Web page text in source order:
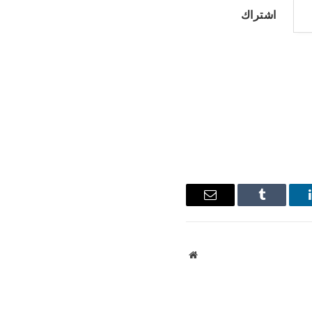
اشتراك
Tumblr
البريد
موقع